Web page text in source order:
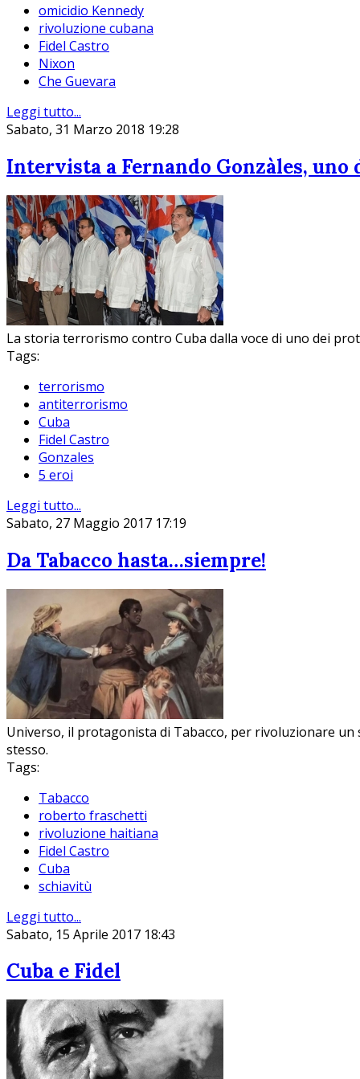
omicidio Kennedy
rivoluzione cubana
Fidel Castro
Nixon
Che Guevara
Leggi tutto...
Sabato, 31 Marzo 2018 19:28
Intervista a Fernando Gonzàles, uno
La storia terrorismo contro Cuba dalla voce di uno dei
Tags:
terrorismo
antiterrorismo
Cuba
Fidel Castro
Gonzales
5 eroi
Leggi tutto...
Sabato, 27 Maggio 2017 17:19
Da Tabacco hasta…siempre!
Universo, il protagonista di Tabacco, per rivoluzionare
stesso.
Tags:
Tabacco
roberto fraschetti
rivoluzione haitiana
Fidel Castro
Cuba
schiavitù
Leggi tutto...
Sabato, 15 Aprile 2017 18:43
Cuba e Fidel